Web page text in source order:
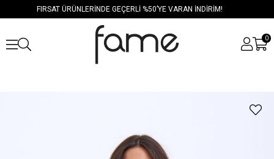
FIRSAT ÜRÜNLERİNDE GEÇERLİ %50’YE VARAN İNDİRİM!
0